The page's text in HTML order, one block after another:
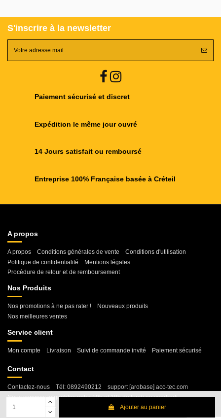
Ajouter au panier
S'inscrire à la newsletter
Paiement sécurisé et discret
Expédition le même jour ouvré
14 Jours satisfait ou remboursé
Entreprise 100% Française basée à Créteil
A propos
A propos Conditions générales de vente
Conditions d'utilisation
Politique de confidentialité
Mentions légales
Procédure de retour et de remboursement
Nos Produits
Nos promotions à ne pas rater !
Nouveaux produits
Nos meilleures ventes
Service client
Mon compte Livraison Suivi de commande invité Paiement sécurisé
Contact
Contactez-nous Tél: 0892490212
support [arobase] acc-tec.com
Nous sommes joignables entre 10h et 18h du lundi au vendredi